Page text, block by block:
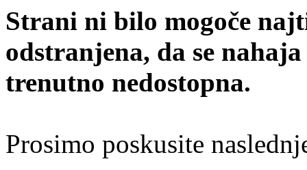
Strani ni bilo mogoče
odstranjena, da se
trenutno nedostopna.
Prosimo poskusite